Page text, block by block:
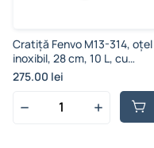
Cratiță Fenvo M13-314, oțel
inoxibil, 28 cm, 10 L, cu
capac, mânere termoizolate
275.00 lei